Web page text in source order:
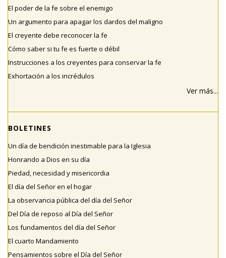
El poder de la fe sobre el enemigo
Un argumento para apagar los dardos del maligno
El creyente debe reconocer la fe
Cómo saber si tu fe es fuerte o débil
Instrucciones a los creyentes para conservar la fe
Exhortación a los incrédulos
Ver más...
BOLETINES
Un día de bendición inestimable para la Iglesia
Honrando a Dios en su día
Piedad, necesidad y misericordia
El día del Señor en el hogar
La observancia pública del día del Señor
Del Día de reposo al Día del Señor
Los fundamentos del día del Señor
El cuarto Mandamiento
Pensamientos sobre el Día del Señor